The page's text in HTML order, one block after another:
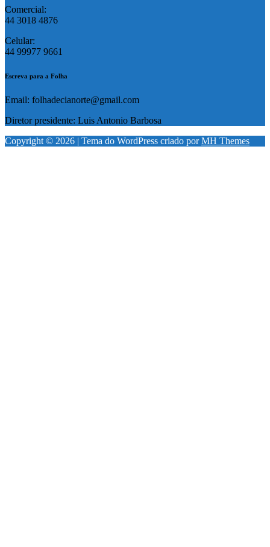
Comercial:
44 3018 4876
Celular:
44 99977 9661
Escreva para a Folha
Email: folhadecianorte@gmail.com
Diretor presidente: Luis Antonio Barbosa
Copyright © 2026 | Tema do WordPress criado porMH Themes